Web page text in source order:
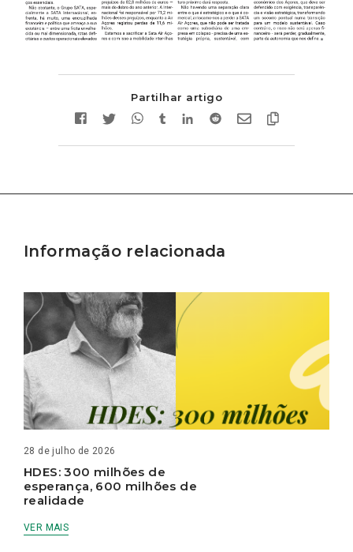
Partilhar artigo
Informação relacionada
28 de julho de 2026
HDES: 300 milhões de
esperança, 600 milhões de
realidade
VER MAIS